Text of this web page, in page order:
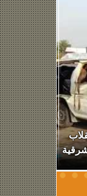
انقلاب
استهداف